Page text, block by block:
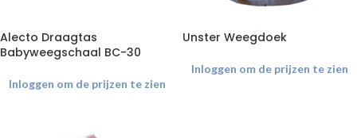
Alecto Draagtas
Babyweegschaal BC-30
Inloggen om de prijzen te zien
Unster Weegdoek
Inloggen om de prijzen te zien